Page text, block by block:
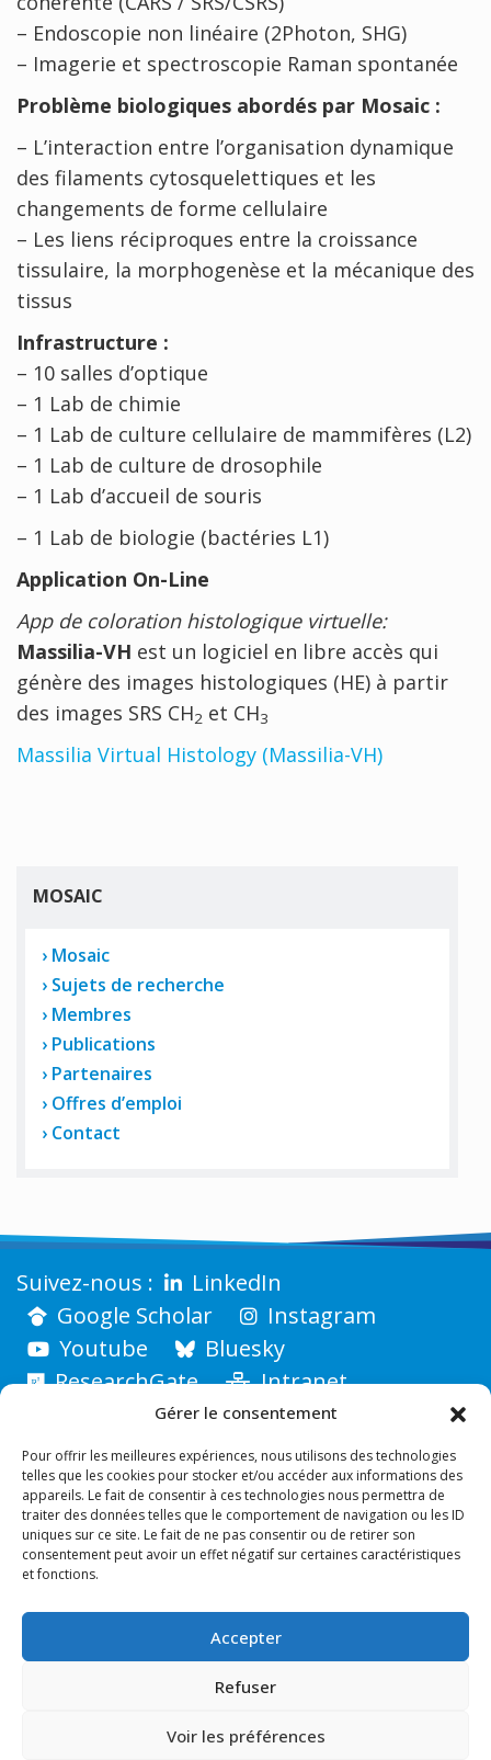
Gérer le consentement
Pour offrir les meilleures expériences, nous utilisons des technologies
telles que les cookies pour stocker et/ou accéder aux informations des
appareils. Le fait de consentir à ces technologies nous permettra de
traiter des données telles que le comportement de navigation ou les ID
uniques sur ce site. Le fait de ne pas consentir ou de retirer son
consentement peut avoir un effet négatif sur certaines caractéristiques
et fonctions.
Accepter
Refuser
Voir les préférences
– Endoscopie non linéaire (2Photon, SHG)
– Imagerie et spectroscopie Raman spontanée
Problème biologiques abordés par Mosaic :
– L’interaction entre l’organisation dynamique
des filaments cytosquelettiques et les
changements de forme cellulaire
– Les liens réciproques entre la croissance
tissulaire, la morphogenèse et la mécanique des
tissus
Infrastructure :
– 10 salles d’optique
– 1 Lab de chimie
– 1 Lab de culture cellulaire de mammifères (L2)
– 1 Lab de culture de drosophile
– 1 Lab d’accueil de souris
– 1 Lab de biologie (bactéries L1)
Application On-Line
App de coloration histologique virtuelle:
Massilia-VH est un logiciel en libre accès qui
génère des images histologiques (HE) à partir
des images SRS CH2 et CH3
Massilia Virtual Histology (Massilia-VH)
MOSAIC
Mosaic
Sujets de recherche
Membres
Publications
Partenaires
Offres d’emploi
Contact
LinkedIn
Google Scholar
Instagram
Youtube
Bluesky
ResearchGate
Intranet
Niémen - 13397 MARSEILLE CEDEX
Politique de confidentialité·Mentions Légales